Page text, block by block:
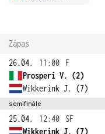
Zápas
26.04.
11:00
F
Prosperi V. (2)
Wikkerink J. (7)
semifinále
25.04. 12:40
SF
Wikkerink J. (7)